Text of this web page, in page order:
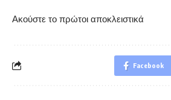
Ακούστε το πρώτοι αποκλειστικά
Facebook